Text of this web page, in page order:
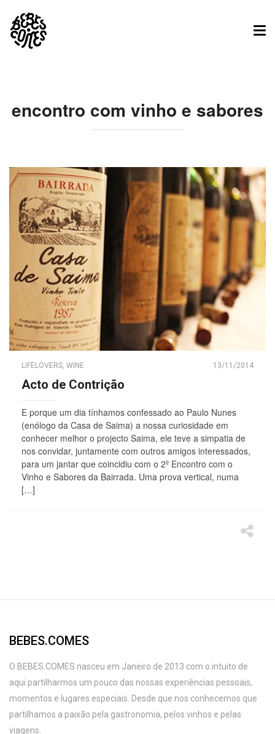
encontro com vinho e sabores
LIFELOVERS WINE 13/11/2014
Acto de Contrição
E porque um dia tínhamos confessado ao Paulo Nunes
(enólogo da Casa de Saima) a nossa curiosidade em
conhecer melhor o projecto Saima, ele teve a simpatia de
nos convidar, juntamente com outros amigos interessados,
para um jantar que coincidiu com o 2º Encontro com o
Vinho e Sabores da Bairrada. Uma prova vertical, numa
[…]
BEBES.COMES
O BEBES.COMES nasceu em Janeiro de 2013 com o intuito de
aqui partilharmos um pouco das nossas experiências pessoais,
momentos e lugares especiais. Desde que nos conhecemos que
partilhamos a paixão pela gastronomia, pelos vinhos e pelas
viagens.